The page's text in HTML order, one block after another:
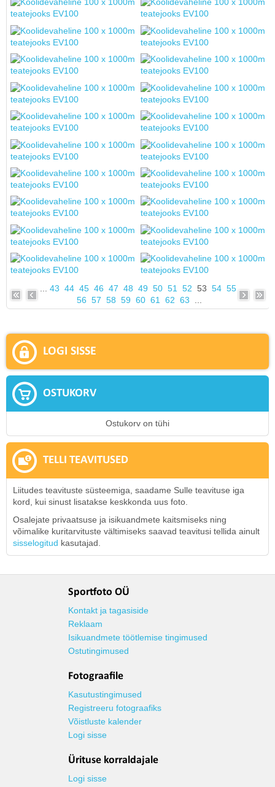
43 44 45 46 47 48 49 50 51 52 53 54 55
56 57 58 59 60 61 62 63
LOGI SISSE
OSTUKORV
Ostukorv on tühi
TELLI TEAVITUSED
Liitudes teavituste süsteemiga, saadame Sulle teavituse iga
kord, kui sinust lisatakse keskkonda uus foto.
Osalejate privaatsuse ja isikuandmete kaitsmiseks ning
võimalike kuritarvituste vältimiseks saavad teavitusi tellida ainult
sisselogitud kasutajad.
Sportfoto OÜ
Kontakt ja tagasiside
Reklaam
Isikuandmete töötlemise tingimused
Ostutingimused
Fotograafile
Kasutustingimused
Registreeru fotograafiks
Võistluste kalender
Logi sisse
Ürituse korraldajale
Logi sisse